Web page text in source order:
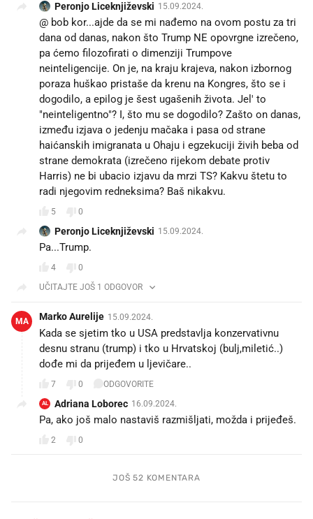
Peronjo Liceknjiževski 15.09.2024.
@ bob kor...ajde da se mi nađemo na ovom postu za tri
dana od danas, nakon što Trump NE opovrgne izrečeno,
pa ćemo filozofirati o dimenziji Trumpove
neinteligencije. On je, na kraju krajeva, nakon izbornog
poraza huškao pristaše da krenu na Kongres, što se i
dogodilo, a epilog je šest ugašenih života. Jel' to
"neinteligentno"? I, što mu se dogodilo? Zašto on danas,
između izjava o jedenju mačaka i pasa od strane
haićanskih imigranata u Ohaju i egzekuciji živih beba od
strane demokrata (izrečeno rijekom debate protiv
Harris) ne bi ubacio izjavu da mrzi TS? Kakvu štetu to
radi njegovim redneksima? Baš nikakvu.
5 0
Peronjo Liceknjiževski 15.09.2024.
Pa...Trump.
4
0
UČITAJTE JOŠ 1 ODGOVOR
MA Marko Aurelije 15.09.2024.
Kada se sjetim tko u USA predstavlja konzervativnu
desnu stranu (trump) i tko u Hrvatskoj (bulj,miletić..)
dođe mi da prijeđem u ljevičare..
7 0 ODGOVORITE
AL Adriana Loborec 16.09.2024.
Pa, ako još malo nastaviš razmišljati, možda i prijeđeš.
2 0
JOŠ 52 KOMENTARA